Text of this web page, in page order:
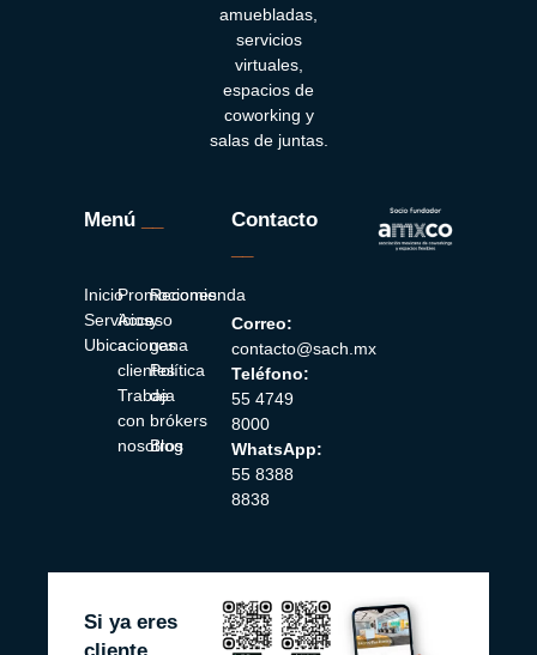
amuebladas,
servicios
virtuales,
espacios de
coworking y
salas de juntas.
Menú
Inicio
Servicios
Ubicaciones
Promociones
Acceso
a
clientes
Trabaja
con
nosotros
Recomienda
y
gana
Política
de
brókers
Blog
Contacto
Correo:
contacto@sach.mx
Teléfono:
55 4749
8000
WhatsApp:
55 8388
8838
Si ya eres